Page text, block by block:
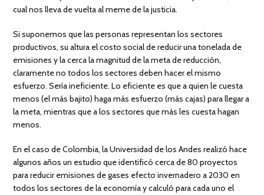
cual nos lleva de vuelta al meme de la justicia.
Si suponemos que las personas representan los sectores
productivos, su altura el costo social de reducir una tonelada de
emisiones y la cerca la magnitud de la meta de reducción,
claramente no todos los sectores deben hacer el mismo
esfuerzo. Sería ineficiente. Lo eficiente es que a quien le cuesta
menos (el más bajito) haga más esfuerzo (más cajas) para llegar a
la meta, mientras que a los sectores que más les cuesta hagan
menos.
En el caso de Colombia, la Universidad de los Andes realizó hace
algunos años un estudio que identificó cerca de 80 proyectos
para reducir emisiones de gases efecto invernadero a 2030 en
todos los sectores de la economía y calculó para cada uno el